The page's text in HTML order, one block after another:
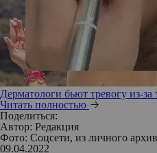
Дерматологи бьют тревогу из-
Читать полностью
Поделиться:
Автор: Редакция
Фото: Соцсети, из личного
09.04.2022